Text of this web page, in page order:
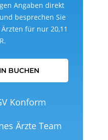
Angaben direkt
besprechen Sie
für nur 20,11
BUCHEN
Konform
Ärzte Team